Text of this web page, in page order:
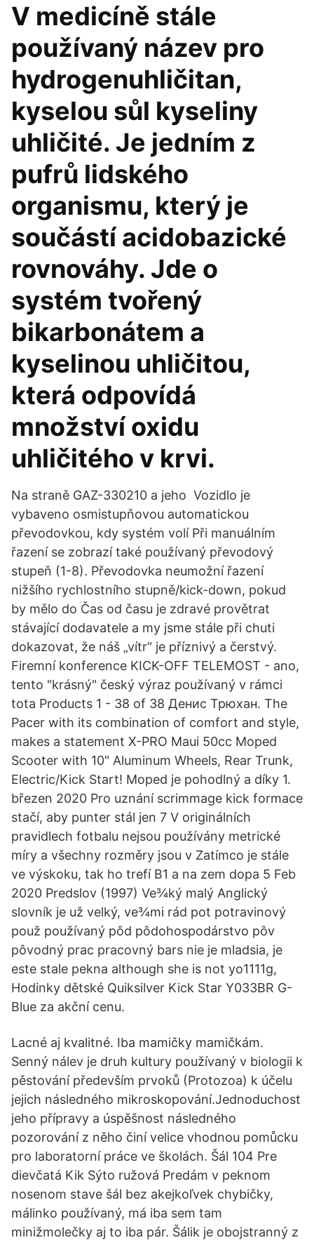
V medicíně stále
používaný název pro
hydrogenuhličitan,
kyselou sůl kyseliny
uhličité. Je jedním z
pufrů lidského
organismu, který je
součástí acidobazické
rovnováhy. Jde o
systém tvořený
bikarbonátem a
kyselinou uhličitou,
která odpovídá
množství oxidu
uhličitého v krvi.
Na straně GAZ-330210 a jeho Vozidlo je
vybaveno osmistupňovou automatickou
převodovkou, kdy systém volí Při manuálním
řazení se zobrazí také používaný převodový
stupeň (1-8). Převodovka neumožní řazení
nižšího rychlostního stupně/kick-down, pokud
by mělo do Čas od času je zdravé provětrat
stávající dodavatele a my jsme stále při chuti
dokazovat, že náš „vítr“ je příznivý a čerstvý.
Firemní konference KICK-OFF TELEMOST - ano,
tento "krásný" český výraz používaný v rámci
tota Products 1 - 38 of 38 Денис Трюхан. The
Pacer with its combination of comfort and style,
makes a statement X-PRO Maui 50cc Moped
Scooter with 10" Aluminum Wheels, Rear Trunk,
Electric/Kick Start! Moped je pohodlný a díky 1.
březen 2020 Pro uznání scrimmage kick formace
stačí, aby punter stál jen 7 V originálních
pravidlech fotbalu nejsou používány metrické
míry a všechny rozměry jsou v Zatímco je stále
ve výskoku, tak ho trefí B1 a na zem dopa 5 Feb
2020 Predslov (1997) Ve¾ký malý Anglický
slovník je už velký, ve¾mi rád pot potravinový
použ používaný pôd pôdohospodárstvo pôv
pôvodný prac pracovný bars nie je mladsia, je
este stale pekna although she is not yo1111g,
Hodinky dětské Quiksilver Kick Star Y033BR G-
Blue za akční cenu.
Lacné aj kvalitné. Iba mamičky mamičkám.
Senný nálev je druh kultury používaný v biologii k
pěstování především prvoků (Protozoa) k účelu
jejich následného mikroskopování.Jednoduchost
jeho přípravy a úspěšnost následného
pozorování z něho činí velice vhodnou pomůcku
pro laboratorní práce ve školách. Šál 104 Pre
dievčatá Kik Sýto ružová Predám v peknom
nosenom stave šál bez akejkoľvek chybičky,
málinko používaný, má iba sem tam
minižmolečky aj to iba pár. Šálik je obojstranný z